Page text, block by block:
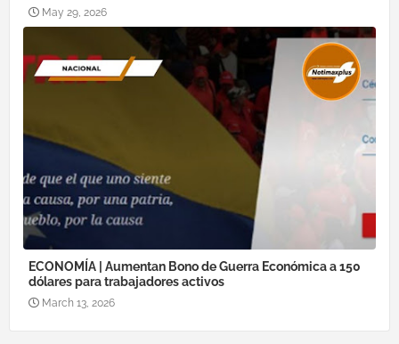
May 29, 2026
ECONOMÍA | Aumentan Bono de Guerra Económica a 150
dólares para trabajadores activos
March 13, 2026